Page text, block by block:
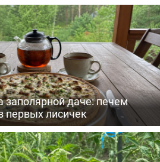
даче: печем
первых лисичек